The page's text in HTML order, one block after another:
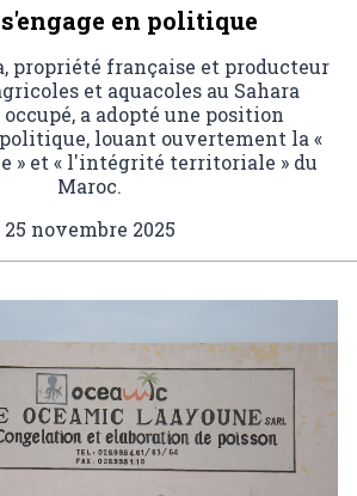
en politique
propriété française et producteur
et aquacoles au Sahara
a adopté une position
louant ouvertement la «
» et « l'intégrité territoriale » du
Maroc.
25 novembre 2025